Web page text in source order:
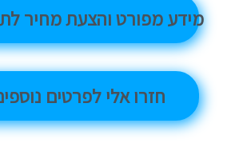
מידע מפורט והצעת מחיר
חזרו אלי לפרטים